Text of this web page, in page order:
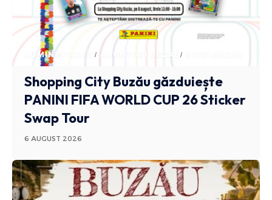
ADMINISTRATIV ANUNTURI BUZAU
Shopping City Buzău găzduiește
PANINI FIFA WORLD CUP 26 Sticker
Swap Tour
6 AUGUST 2026